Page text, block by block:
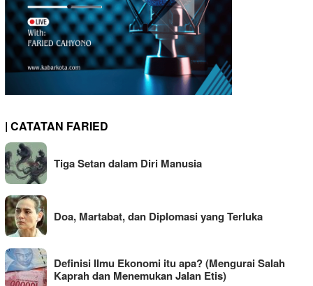
| CATATAN FARIED
Tiga Setan dalam Diri Manusia
Doa, Martabat, dan Diplomasi yang Terluka
Definisi Ilmu Ekonomi itu apa? (Mengurai Salah
Kaprah dan Menemukan Jalan Etis)